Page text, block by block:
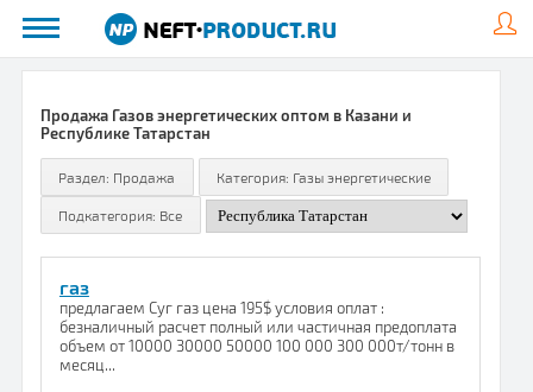
Продажа Газов энергетических оптом в Казани и
Республике Татарстан
газ
предлагаем Суг газ цена 195$ условия оплат :
безналичный расчет полный или частичная предоплата
объем от 10000 30000 50000 100 000 300 000т/тонн в
месяц...